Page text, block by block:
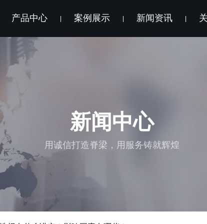
产品中心 | 案例展示 | 新闻资讯 |
新闻中心
用诚信打造脊梁，用服务铸就辉煌